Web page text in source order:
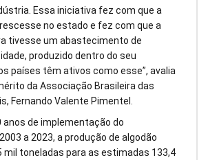
Essa iniciativa fez com que a
no estado e fez com que a
tivesse um abastecimento de
produzido dentro do seu
países têm ativos como esse”, avalia
da Associação Brasileira das
Fernando Valente Pimentel.
anos de implementação do
a 2023, a produção de algodão
mil toneladas para as estimadas 133,4